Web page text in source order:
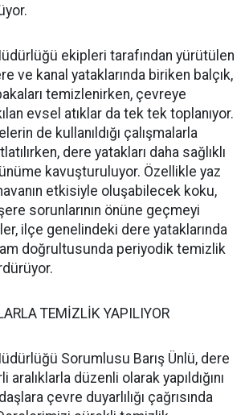
ekipleri tarafından yürütülen
ve kanal yataklarında biriken balçık,
temizlenirken, çevreye
evsel atıklar da tek tek toplanıyor.
de kullanıldığı çalışmalarla
dere yatakları daha sağlıklı
kavuşturuluyor. Özellikle yaz
etkisiyle oluşabilecek koku,
sorunlarının önüne geçmeyi
ilçe genelindeki dere yataklarında
doğrultusunda periyodik temizlik
TEMİZLİK YAPILIYOR
Sorumlusu Barış Ünlü, dere
düzenli olarak yapıldığını
çevre duyarlılığı çağrısında